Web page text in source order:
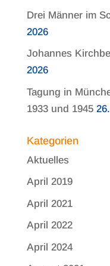
Drei Männer im
2026
Johannes
2026
Tagung in
1933 und 1945
Kategorien
Aktuelles
April 2019
April 2021
April 2022
April 2024